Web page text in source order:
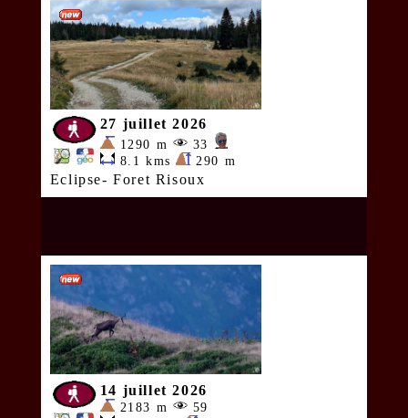
27 juillet 2026
1290 m
33
8.1 kms
290 m
Eclipse- Foret Risoux
14 juillet 2026
2183 m
59